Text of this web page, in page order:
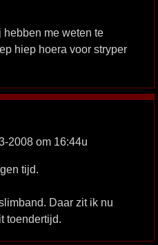
hebben me weten te
hiep hoera voor stryper
2008 om 16:44u
tijd.
Daar zit ik nu
toendertijd.